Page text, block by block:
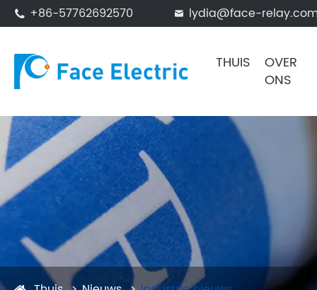
 +86-57762692570  lydia@face-
THUIS
OVER
ONS